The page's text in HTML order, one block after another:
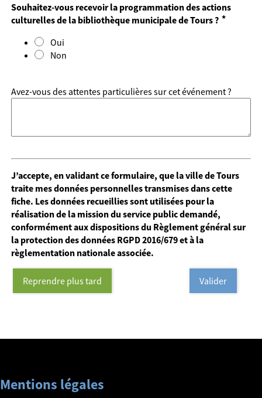
Souhaitez-vous recevoir la programmation des actions
culturelles de la bibliothèque municipale de Tours ? *
Oui
Non
Avez-vous des attentes particulières sur cet événement ?
J’accepte, en validant ce formulaire, que la ville de Tours
traite mes données personnelles transmises dans cette
fiche. Les données recueillies sont utilisées pour la
réalisation de la mission du service public demandé,
conformément aux dispositions du Règlement général sur
la protection des données RGPD 2016/679 et à la
règlementation nationale associée.
Valider
Reprendre plus tard
Mentions légales